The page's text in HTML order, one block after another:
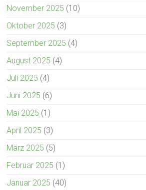
November 2025 (10)
Oktober 2025 (3)
September 2025 (4)
August 2025 (4)
Juli 2025 (4)
Juni 2025 (6)
Mai 2025 (1)
April 2025 (3)
März 2025 (5)
Februar 2025 (1)
Januar 2025 (40)